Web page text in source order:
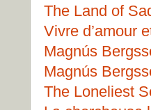
The Land of
Vivre d’amour
Magnús
Magnús
The Loneliest